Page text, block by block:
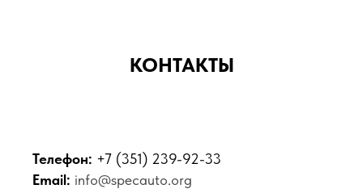
КОНТАКТЫ
Телефон: +7 (351) 239-92-33
Email: info@specauto.org